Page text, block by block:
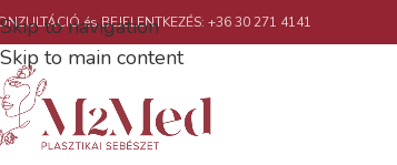
Skip to navigation
Skip to main content
és BEJELENTKEZÉS: +36 30 271 4141